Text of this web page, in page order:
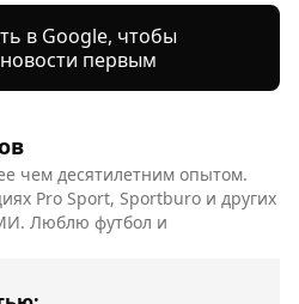
чем десятилетним опытом.
Pro Sport, Sportburo и других
Люблю футбол и
в Google, чтобы
первым